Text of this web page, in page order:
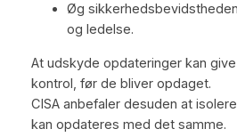
Øg
og ledelse.
At udskyde opdateringer kan
kontrol, før de bliver opdaget.
CISA anbefaler desuden at
kan opdateres med det samme.